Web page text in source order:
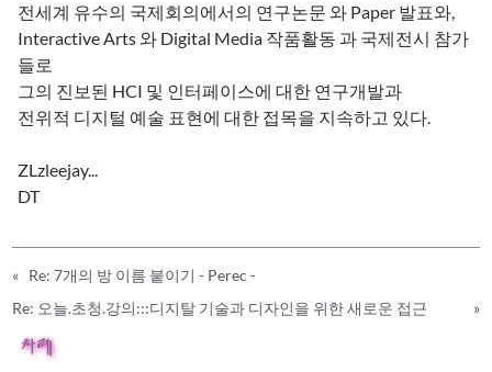
전세계 유수의 국제회의에서의 연구논문 와 Paper 발표와,
Interactive Arts 와 Digital Media 작품활동 과 국제전시 참가
들로
그의 진보된 HCI 및 인터페이스에 대한 연구개발과
전위적 디지털 예술 표현에 대한 접목을 지속하고 있다.
ZLzleejay...
DT
« Re: 7개의 방 이름 붙이기 - Perec -
Re: 오늘.초청.강의:::디지탈 기술과 디자인을 위한 새로운 접근
»
차례